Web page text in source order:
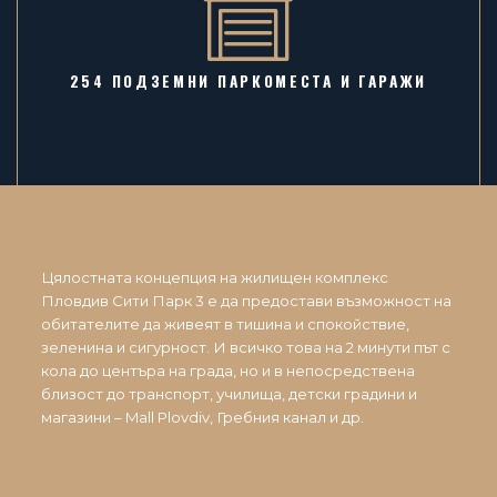
254 ПОДЗЕМНИ ПАРКОМЕСТА И ГАРАЖИ
Цялостната концепция на жилищен комплекс
Пловдив Сити Парк 3 е да предостави възможност на
обитателите да живеят в тишина и спокойствие,
зеленина и сигурност. И всичко това на 2 минути път с
кола до центъра на града, но и в непосредствена
близост до транспорт, училища, детски градини и
магазини – Mall Plovdiv, Гребния канал и др.